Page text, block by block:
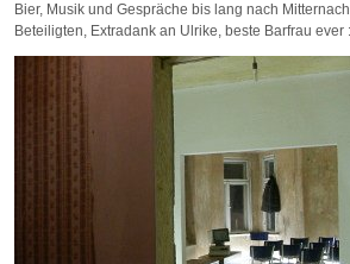
Bier, Musik und Gespräche bis lang nach
Beteiligten, Extradank an Ulrike, beste Barfrau ever